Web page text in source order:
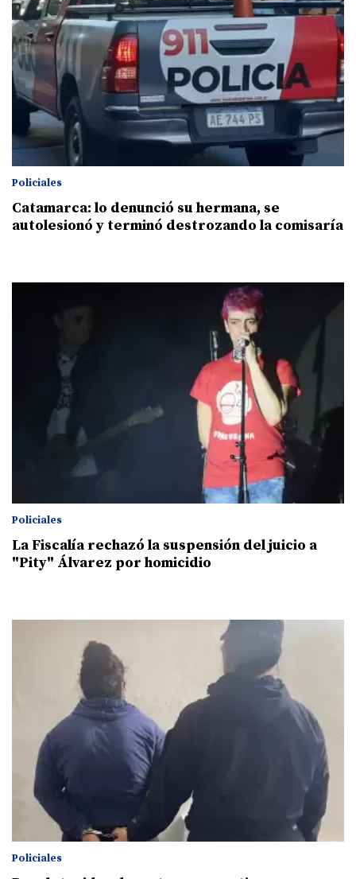
Policiales
Catamarca: lo denunció su hermana, se
autolesionó y terminó destrozando la comisaría
Policiales
La Fiscalía rechazó la suspensión del juicio a
"Pity" Álvarez por homicidio
Policiales